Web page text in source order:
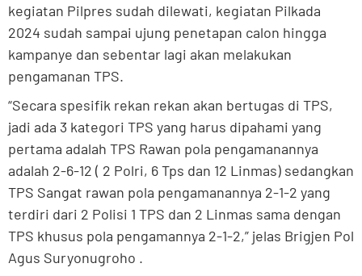
kegiatan Pilpres sudah dilewati, kegiatan Pilkada
2024 sudah sampai ujung penetapan calon hingga
kampanye dan sebentar lagi akan melakukan
pengamanan TPS.
“Secara spesifik rekan rekan akan bertugas di TPS,
jadi ada 3 kategori TPS yang harus dipahami yang
pertama adalah TPS Rawan pola pengamanannya
adalah 2-6-12 ( 2 Polri, 6 Tps dan 12 Linmas) sedangkan
TPS Sangat rawan pola pengamanannya 2-1-2 yang
terdiri dari 2 Polisi 1 TPS dan 2 Linmas sama dengan
TPS khusus pola pengamannya 2-1-2,” jelas Brigjen Pol
Agus Suryonugroho .